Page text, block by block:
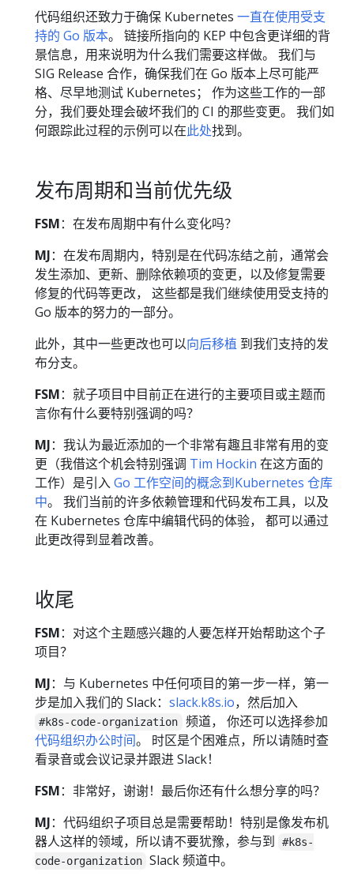
代码组织还致力于确保 Kubernetes 一直在使用受支
持的 Go 版本。 链接所指向的 KEP 中包含更详细的背
景信息，用来说明为什么我们需要这样做。 我们与
SIG Release 合作，确保我们在 Go 版本上尽可能严
格、尽早地测试 Kubernetes； 作为这些工作的一部
分，我们要处理会破坏我们的 CI 的那些变更。 我们如
何跟踪此过程的示例可以在此处找到。
发布周期和当前优先级
FSM：在发布周期中有什么变化吗？
MJ：在发布周期内，特别是在代码冻结之前，通常会
发生添加、更新、删除依赖项的变更，以及修复需要
修复的代码等更改， 这些都是我们继续使用受支持的
Go 版本的努力的一部分。
此外，其中一些更改也可以向后移植 到我们支持的发
布分支。
FSM：就子项目中目前正在进行的主要项目或主题而
言你有什么要特别强调的吗？
MJ：我认为最近添加的一个非常有趣且非常有用的变
更（我借这个机会特别强调 Tim Hockin 在这方面的
工作）是引入Go 工作空间的概念到Kubernetes 仓库
中。 我们当前的许多依赖管理和代码发布工具，以及
在 Kubernetes 仓库中编辑代码的体验， 都可以通过
此更改得到显着改善。
收尾
FSM：对这个主题感兴趣的人要怎样开始帮助这个子
项目？
MJ：与 Kubernetes 中任何项目的第一步一样，第一
步是加入我们的 Slack： slack.k8s.io，然后加入
#k8s-code-organization
频道， 你还可以选择参加
代码组织办公时间。 时区是个困难点，所以请随时查
看录音或会议记录并跟进 Slack！
FSM：非常好，谢谢！最后你还有什么想分享的吗？
MJ：代码组织子项目总是需要帮助！特别是像发布机
器人这样的领域，所以请不要犹豫，参与到
#k8s-
code-organization Slack 频道中。